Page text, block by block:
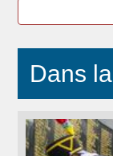
Dans